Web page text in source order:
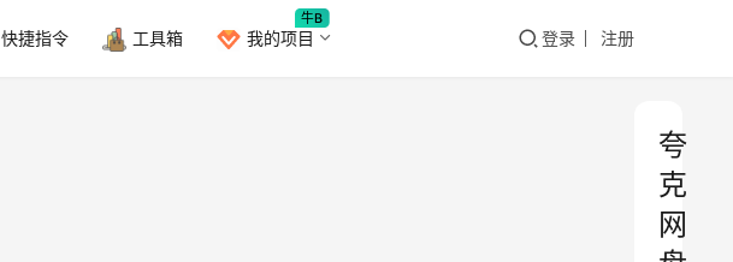
快捷指令 工具箱 我的项目
牛B
登录 注册
夸
克
网